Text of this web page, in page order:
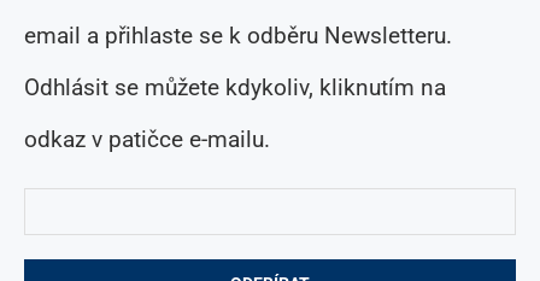
email a přihlaste se k odběru Newsletteru.
Odhlásit se můžete kdykoliv, kliknutím na
odkaz v patičce e-mailu.